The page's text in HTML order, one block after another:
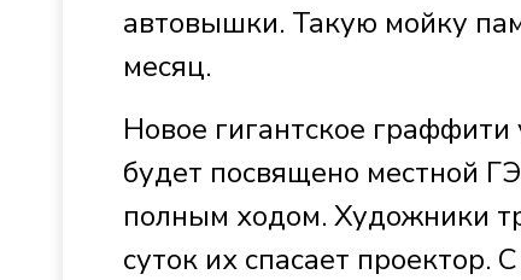
автовышки. Такую мойку
месяц.
Новое гигантское
будет посвящено местной
полным ходом. Художники
суток их спасает